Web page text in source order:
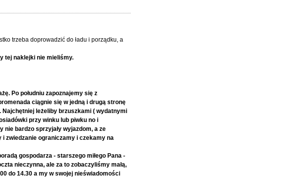
trzeba doprowadzić do ładu i porządku, a
tej naklejki nie mieliśmy.
Po południu zapoznajemy się z
ciągnie się w jedną i drugą stronę
Najchętniej leżeliby brzuszkami ( wydatnymi
przy winku lub piwku no i
nie bardzo sprzyjały wyjazdom, a ze
zwiedzanie ograniczamy i czekamy na
gospodarza - starszego miłego Pana -
nieczynna, ale za to zobaczyliśmy małą,
do 14.30 a my w swojej nieświadomości